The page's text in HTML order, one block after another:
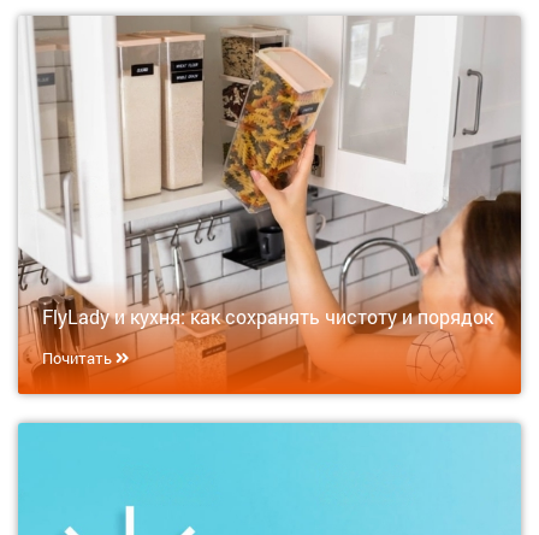
FlyLady и кухня: как сохранять чистоту и порядок
Почитать